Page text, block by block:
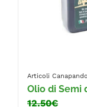
Articoli Canapando
Olio di Semi
12.50€